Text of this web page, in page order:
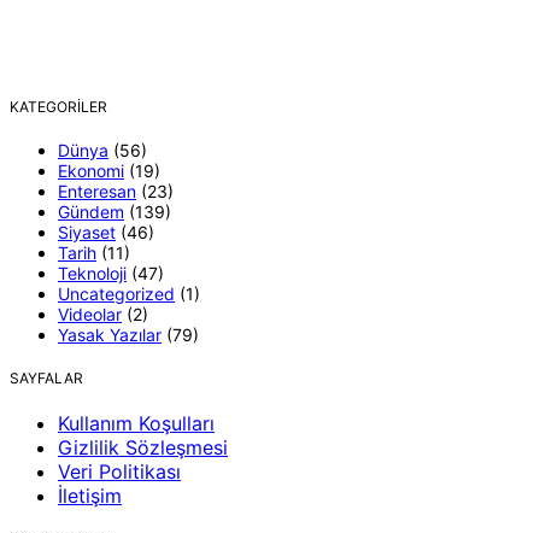
KATEGORILER
Dünya (56)
Ekonomi (19)
Enteresan (23)
Gündem (139)
Siyaset (46)
Tarih (11)
Teknoloji (47)
Uncategorized (1)
Videolar (2)
Yasak Yazılar (79)
SAYFALAR
Kullanım Koşulları
Gizlilik Sözleşmesi
Veri Politikası
İletişim